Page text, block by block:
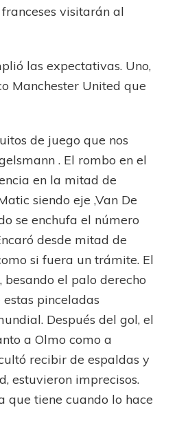
visitarán al
las expectativas. Uno,
Manchester United que
de juego que nos
. El rombo en el
en la mitad de
siendo eje ,Van De
se enchufa el número
desde mitad de
si fuera un trámite. El
el palo derecho
pinceladas
Después del gol, el
a Olmo como a
recibir de espaldas y
estuvieron imprecisos.
que tiene cuando lo hace